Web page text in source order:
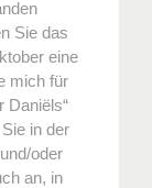
Sie das
eine
mich für
Daniëls“
in der
oder
an, in